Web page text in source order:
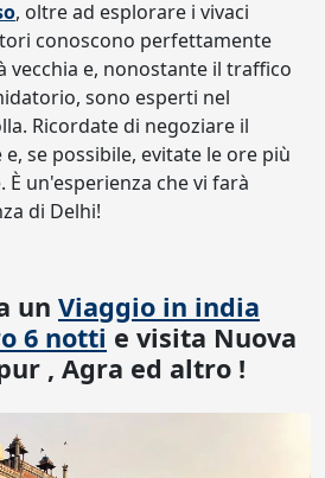
, oltre ad esplorare i vivaci
conoscono perfettamente
vecchia e, nonostante il traffico
sono esperti nel
Ricordate di negoziare il
se possibile, evitate le ore più
un'esperienza che vi farà
di Delhi!
un Viaggio in india
6 notti e visita Nuova
, Agra ed altro !